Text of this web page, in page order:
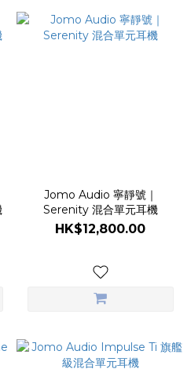
Jomo Audio 寧靜號｜
Serenity 混合單元耳機
HK$12,800.00